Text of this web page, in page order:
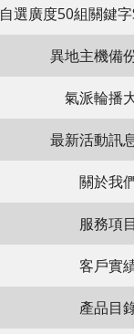
自選廣度50組關鍵
異地主機備
氣派輪播
最新活動訊
關於我
服務項目
客戶實
產品目